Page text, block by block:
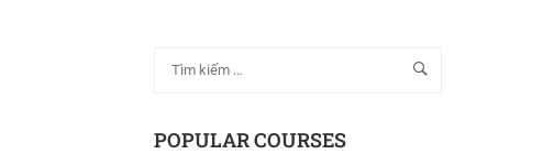
POPULAR COURSES